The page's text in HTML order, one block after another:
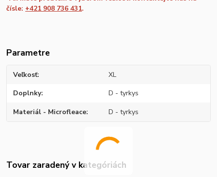
čísle: +421 908 736 431.
Parametre
Veľkosť XL
Doplnky D - tyrkys
Materiál - Microfleace D - tyrkys
Tovar zaradený v kategóriách